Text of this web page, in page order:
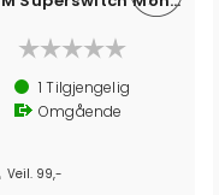
1 Tilgjengelig
Omgående
Veil. 99,-